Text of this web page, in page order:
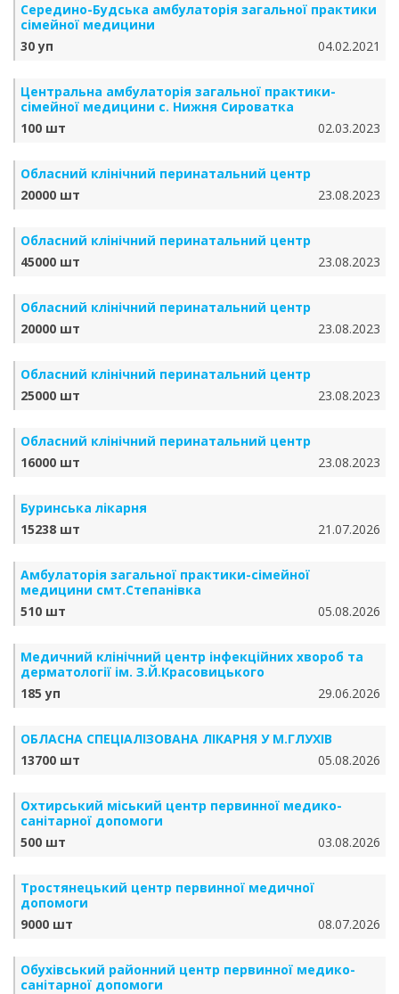
Середино-Будська амбулаторія загальної практики
сімейної медицини
30 уп
04.02.2021
Центральна амбулаторія загальної практики-
сімейної медицини с. Нижня Сироватка
100 шт
02.03.2023
Обласний клінічний перинатальний центр
20000 шт
23.08.2023
Обласний клінічний перинатальний центр
45000 шт
23.08.2023
Обласний клінічний перинатальний центр
20000 шт
23.08.2023
Обласний клінічний перинатальний центр
25000 шт
23.08.2023
Обласний клінічний перинатальний центр
16000 шт
23.08.2023
Буринська лікарня
15238 шт
21.07.2026
Амбулаторія загальної практики-сімейної
медицини смт.Степанівка
510 шт
05.08.2026
Медичний клінічний центр інфекційних хвороб та
дерматології ім. З.Й.Красовицького
185 уп
29.06.2026
ОБЛАСНА СПЕЦІАЛІЗОВАНА ЛІКАРНЯ У М.ГЛУХІВ
13700 шт
05.08.2026
Охтирський міський центр первинної медико-
санітарної допомоги
500 шт
03.08.2026
Тростянецький центр первинної медичної
допомоги
9000 шт
08.07.2026
Обухівський районний центр первинної медико-
санітарної допомоги